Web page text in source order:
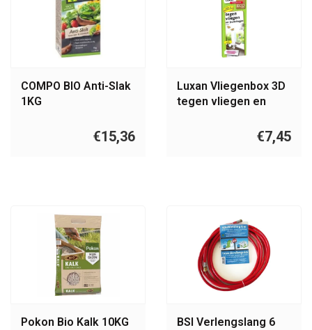
COMPO BIO Anti-Slak
1KG
€15,36
Luxan Vliegenbox 3D
tegen vliegen en
€7,45
Pokon Bio Kalk 10KG
BSI Verlengslang 6